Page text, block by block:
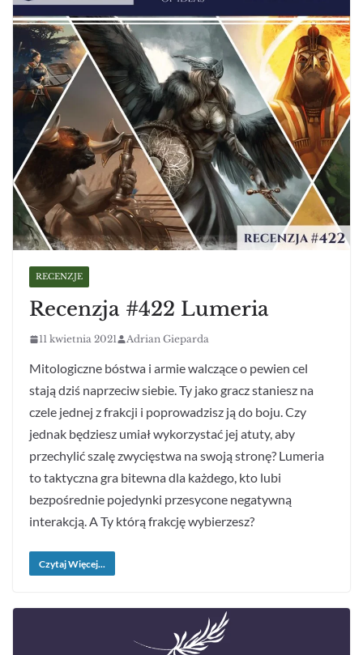
RECENZJE
Recenzja #422 Lumeria
11 kwietnia 2021 Adrian Gieparda
Mitologiczne bóstwa i armie walczące o pewien cel
stają dziś naprzeciw siebie. Ty jako gracz staniesz na
czele jednej z frakcji i poprowadzisz ją do boju. Czy
jednak będziesz umiał wykorzystać jej atuty, aby
przechylić szalę zwycięstwa na swoją stronę? Lumeria
to taktyczna gra bitewna dla każdego, kto lubi
bezpośrednie pojedynki przesycone negatywną
interakcją. A Ty którą frakcję wybierzesz?
Czytaj Więcej...